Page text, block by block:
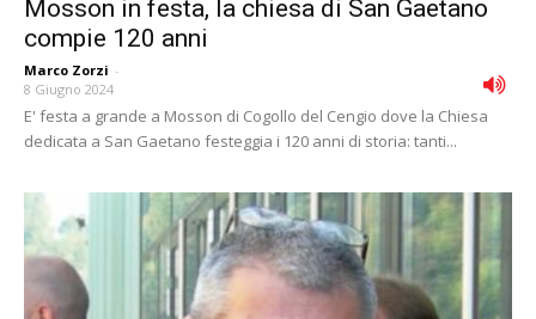
Mosson in festa, la chiesa di San Gaetano
compie 120 anni
Marco Zorzi -
8 Giugno 2024
E' festa a grande a Mosson di Cogollo del Cengio dove la Chiesa
dedicata a San Gaetano festeggia i 120 anni di storia: tanti...